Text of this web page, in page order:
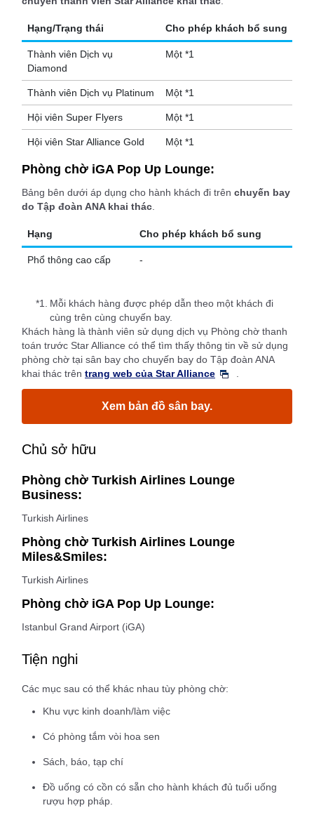
Hạng/Trạng thái Cho phép khách bổ sung
Thành viên Dịch vụ
Diamond
Một *1
Thành viên Dịch vụ Platinum Một *1
Hội viên Super Flyers Một *1
Hội viên Star Alliance Gold Một *1
Phòng chờ iGA Pop Up Lounge:
Bảng bên dưới áp dụng cho hành khách đi trên chuyến bay
do Tập đoàn ANA khai thác
Hạng Cho phép khách bổ sung
Phổ thông cao cấp -
*1.
Mỗi khách hàng được phép dẫn theo một khách đi
cùng trên cùng chuyến bay.
Khách hàng là thành viên sử dụng dịch vụ Phòng chờ thanh
toán trước Star Alliance có thể tìm thấy thông tin về sử dụng
phòng chờ tại sân bay cho chuyến bay do Tập đoàn ANA
khai thác trên trang web của Star Alliance
Xem bản đồ sân bay.
Chủ sở hữu
Phòng chờ Turkish Airlines Lounge
Business:
Turkish Airlines
Phòng chờ Turkish Airlines Lounge
Miles&Smiles:
Turkish Airlines
Phòng chờ iGA Pop Up Lounge:
Istanbul Grand Airport (iGA)
Tiện nghi
Các mục sau có thể khác nhau tùy phòng chờ:
Khu vực kinh doanh/làm việc
Có phòng tắm vòi hoa sen
Sách, báo, tạp chí
Đồ uống có cồn có sẵn cho hành khách đủ tuổi uống
rượu hợp pháp.